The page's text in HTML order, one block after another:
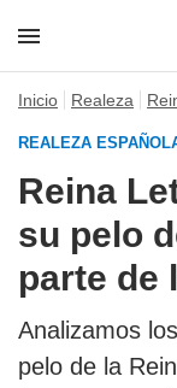
Inicio Realeza
REALEZA
Reina
su pelo
parte de
Analizamos
pelo de la